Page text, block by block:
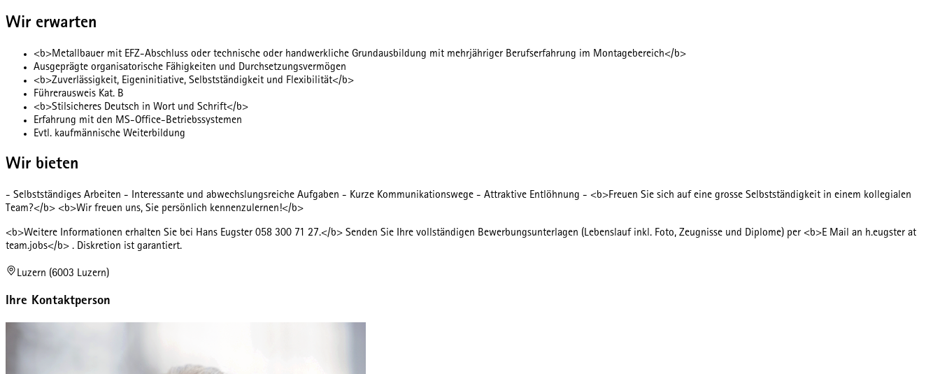
Wir erwarten
<b>Metallbauer mit EFZ-Abschluss oder technische oder handwerkliche Grundausbildung mit mehrjähriger Berufserfahrung im Montagebereich</b>
Ausgeprägte organisatorische Fähigkeiten und Durchsetzungsvermögen
<b>Zuverlässigkeit, Eigeninitiative, Selbstständigkeit und Flexibilität</b>
Führerausweis Kat. B
<b>Stilsicheres Deutsch in Wort und Schrift</b>
Erfahrung mit den MS-Office-Betriebssystemen
Evtl. kaufmännische Weiterbildung
Wir bieten
- Selbstständiges Arbeiten - Interessante und abwechslungsreiche Aufgaben - Kurze Kommunikationswege - Attraktive Entlöhnung - <b>Freuen Sie sich auf eine grosse Selbstständigkeit in einem kollegialen
Team?</b> <b>Wir freuen uns, Sie persönlich kennenzulernen!</b>
<b>Weitere Informationen erhalten Sie bei Hans Eugster 058 300 71 27.</b> Senden Sie Ihre vollständigen Bewerbungsunterlagen (Lebenslauf inkl. Foto, Zeugnisse und Diplome) per <b>E Mail an h.eugster at
team.jobs</b> . Diskretion ist garantiert.
Luzern (6003 Luzern)
Ihre Kontaktperson